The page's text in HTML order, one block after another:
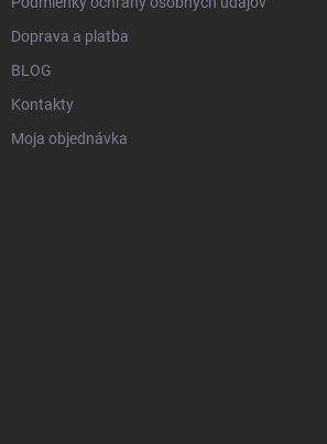
Doprava a platba
BLOG
Kontakty
Moja objednávka